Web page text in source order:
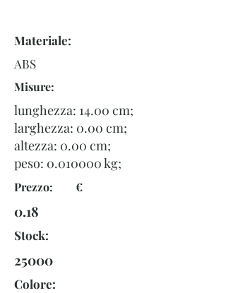
Materiale:
ABS
Misure:
lunghezza: 14.00 cm;
larghezza: 0.00 cm;
altezza: 0.00 cm;
peso: 0.010000kg;
Prezzo: €
0.18
Stock:
25000
Colore: